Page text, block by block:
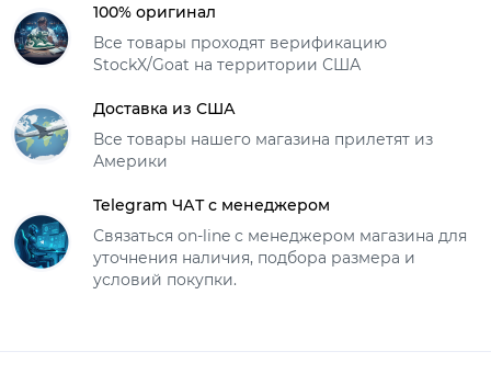
100% оригинал
Все товары проходят верификацию
StockX/Goat на территории США
Доставка из США
Все товары нашего магазина прилетят из
Америки
Telegram ЧАТ с менеджером
Связаться on-line с менеджером магазина для
уточнения наличия, подбора размера и
условий покупки.